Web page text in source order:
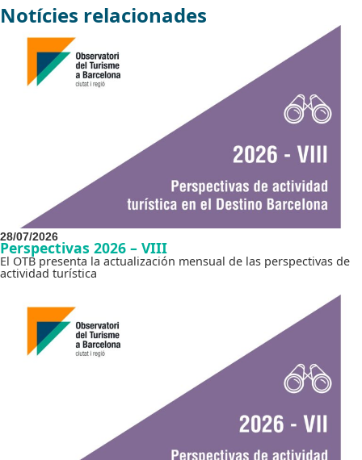
Notícies relacionades
28/07/2026
Perspectivas 2026 – VIII
El OTB presenta la actualización mensual de las perspectivas de
actividad turística